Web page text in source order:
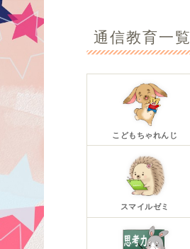
通信教育一覧
こどもちゃれんじ
スマイルゼミ